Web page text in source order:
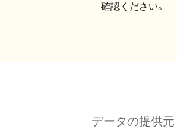
確認ください。
データの提供元